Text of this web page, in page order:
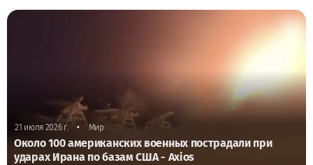
21 июля 2026 г. • Мир
Около 100 американских военных пострадали при
ударах Ирана по базам США - Axios